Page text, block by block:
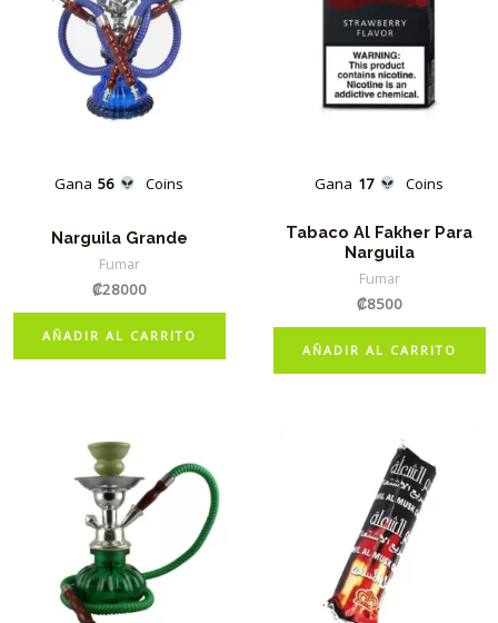
Gana 56 Coins
Narguila Grande
Fumar
₡28000
AÑADIR AL CARRITO
Gana 17 Coins
Tabaco Al Fakher Para
Narguila
Fumar
₡8500
AÑADIR AL CARRITO